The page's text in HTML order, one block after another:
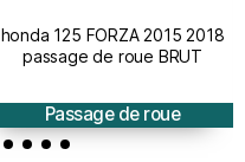
honda 125 FORZA 2015 2018
passage de roue BRUT
Passage de roue